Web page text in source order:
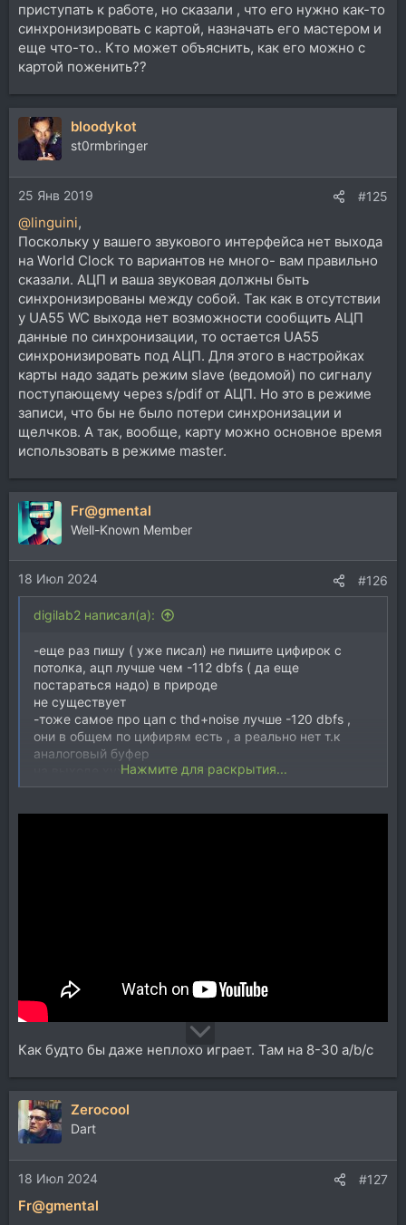
приступать к работе, но сказали , что его нужно как-то
синхронизировать с картой, назначать его мастером и
еще что-то.. Кто может объяснить, как его можно с
картой поженить??
bloodykot
st0rmbringer
25 Янв 2019 #125
@linguini,
Поскольку у вашего звукового интерфейса нет выхода
на World Clock то вариантов не много- вам правильно
сказали. АЦП и ваша звуковая должны быть
синхронизированы между собой. Так как в отсутствии
у UA55 WC выхода нет возможности сообщить АЦП
данные по синхронизации, то остается UA55
синхронизировать под АЦП. Для этого в настройках
карты надо задать режим slave (ведомой) по сигналу
поступающему через s/pdif от АЦП. Но это в режиме
записи, что бы не было потери синхронизации и
щелчков. А так, вообще, карту можно основное время
использовать в режиме master.
Fr@gmental
Well-Known Member
18 Июл 2024 #126
digilab2 написал(а):
-еще раз пишу ( уже писал) не пишите цифирок с
потолка, ацп лучше чем -112 dbfs ( да еще
постараться надо) в природе
не существует
-тоже самое про цап с thd+noise лучше -120 dbfs ,
они в общем по цифирям есть , а реально нет т.к
аналоговый буфер
на выходе хуже по параметрам
[DOUBLEPOST=1546377483][/DOUBLEPOST]
Нажмите для раскрытия...
Как будто бы даже неплохо играет. Там на 8-30 а/b/c
Zerocool
Dart
18 Июл 2024 #127
Fr@gmental